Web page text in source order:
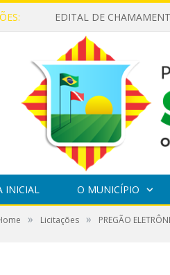
INICIAL O MUNICÍPIO
» Licitações » PREGÃO